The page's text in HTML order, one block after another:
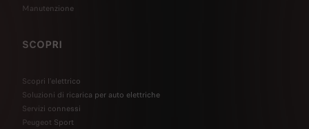
Manutenzione
SCOPRI
Scopri l’elettrico
Soluzioni di ricarica per auto elettriche
Servizi connessi
Peugeot Sport